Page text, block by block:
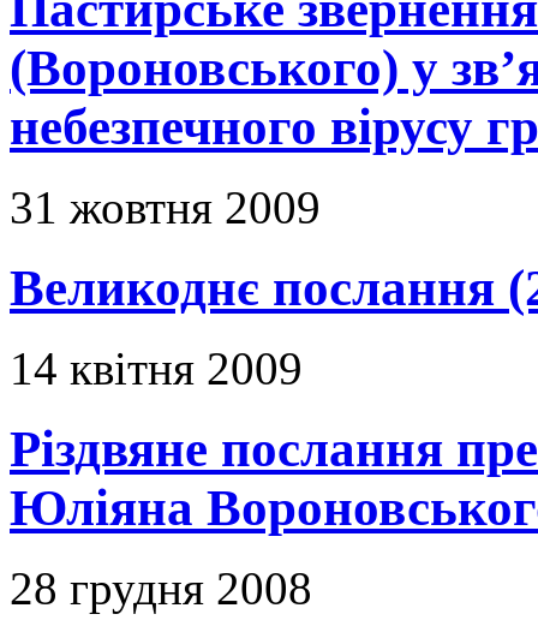
(Вороновського) у
небезпечного вірусу
31 жовтня 2009
Великоднє послання
14 квітня 2009
Різдвяне послання
Юліяна
28 грудня 2008